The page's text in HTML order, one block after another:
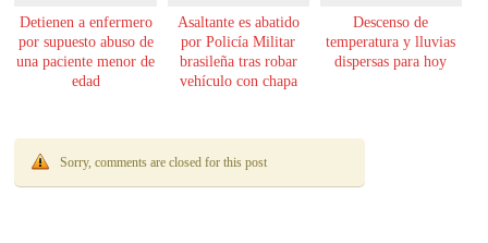
Detienen a enfermero
por supuesto abuso de
una paciente menor de
edad
Asaltante es abatido
por Policía Militar
brasileña tras robar
vehículo con chapa
Descenso de
temperatura y lluvias
dispersas para hoy
Sorry, comments are closed for this post